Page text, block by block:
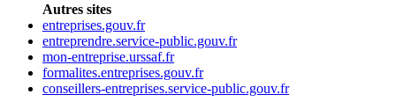
Autres sites
entreprises.gouv.fr
entreprendre.service-public.gouv.fr
mon-entreprise.urssaf.fr
formalites.entreprises.gouv.fr
conseillers-entreprises.service-public.gouv.fr